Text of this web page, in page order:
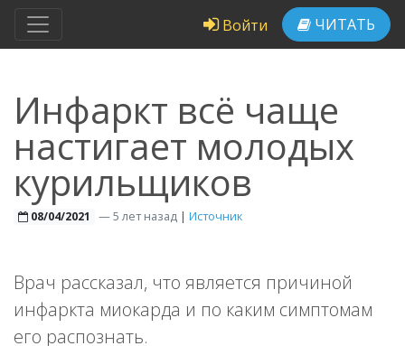
Войти ЧИТАТЬ
Инфаркт всё чаще
настигает молодых
курильщиков
08/04/2021 —5 лет назад | Источник
Врач рассказал, что является причиной
инфаркта миокарда и по каким симптомам
его распознать.